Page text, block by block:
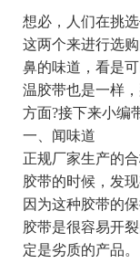
想必，人们在挑
这两个来进行选
鼻的味道，看是
温胶带也是一样
方面?接下来小编
一、闻味道
正规厂家生产的
胶带的时候，发
因为这种胶带的
胶带是很容易开
定是劣质的产品。